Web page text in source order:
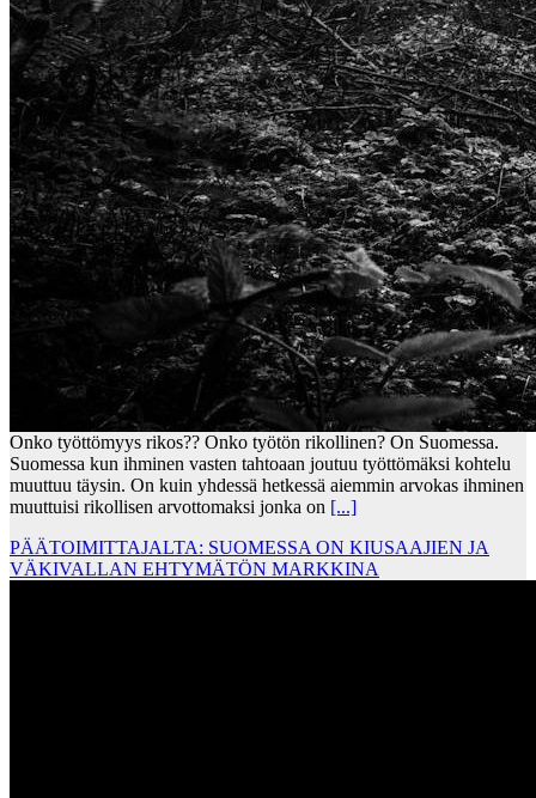
Onko työttömyys rikos?? Onko työtön rikollinen? On Suomessa.
Suomessa kun ihminen vasten tahtoaan joutuu työttömäksi kohtelu
muuttuu täysin. On kuin yhdessä hetkessä aiemmin arvokas ihminen
muuttuisi rikollisen arvottomaksi jonka on [...]
PÄÄTOIMITTAJALTA: SUOMESSA ON KIUSAAJIEN JA
VÄKIVALLAN EHTYMÄTÖN MARKKINA